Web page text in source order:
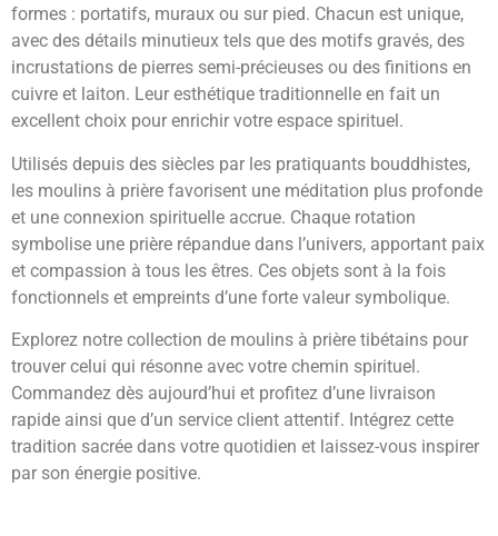
formes : portatifs, muraux ou sur pied. Chacun est unique,
avec des détails minutieux tels que des motifs gravés, des
incrustations de pierres semi-précieuses ou des finitions en
cuivre et laiton. Leur esthétique traditionnelle en fait un
excellent choix pour enrichir votre espace spirituel.
Utilisés depuis des siècles par les pratiquants bouddhistes,
les moulins à prière favorisent une méditation plus profonde
et une connexion spirituelle accrue. Chaque rotation
symbolise une prière répandue dans l’univers, apportant paix
et compassion à tous les êtres. Ces objets sont à la fois
fonctionnels et empreints d’une forte valeur symbolique.
Explorez notre collection de moulins à prière tibétains pour
trouver celui qui résonne avec votre chemin spirituel.
Commandez dès aujourd’hui et profitez d’une livraison
rapide ainsi que d’un service client attentif. Intégrez cette
tradition sacrée dans votre quotidien et laissez-vous inspirer
par son énergie positive.